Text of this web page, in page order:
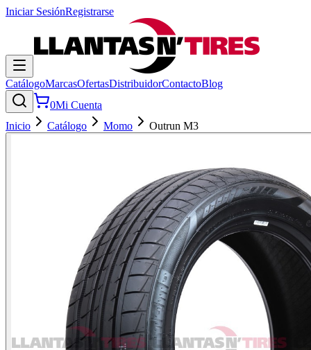
Iniciar SesiónRegistrarse
CatálogoMarcasOfertasDistribuidorContactoBlog
0Mi Cuenta
Inicio
Catálogo Momo Outrun M3